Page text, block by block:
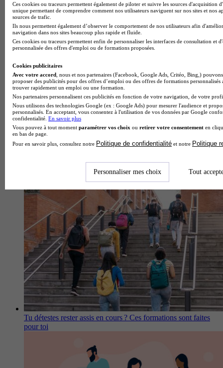
Mon Master 2026 : ce qui se joue pendant l'examen des
candidatures
Formations en alternance à Amiens : Interfor ou le CFA qui
mise sur l’accompagnement
Tu détestes rester assis en cours ? Ces formations sont faites
pour toi
Ces cookies ou traceurs permettent également de piloter et suivre les sources d'acquisition
unique permettant de comprendre comment nos utilisateurs naviguent sur nos sites et nos
sources de trafic.
Ils nous permettent également d’observer le comportement de nos utilisateurs afin
navigation dans nos sites beaucoup plus rapide et fluide.
Ces cookies ou traceurs permettent enfin de personnaliser les interfaces de consultation et
personnalisée des offres d'emploi ou de formations proposées.
Cookies publicitaires
Avec votre accord , nous et nos partenaires (Facebook, Google Ads, Critéo, Bing,)
proposer des publicités pour des offres d’emploi ou des offres de formations
trouver rapidement un emploi ou une formation.
Nos partenaires personnalisent ces publicités en fonction de votre navigation, de votre
Nous utilisons des technologies Google (ex : Google Ads) pour mesurer l'audience et
personnalisés. En acceptant, vous consentez à l'utilisation de vos données par Google
confidentialité. En savoir plus
Vous pouvez à tout moment paramétrer vos choix ou retirer votre consentement en
en bas de page.
Pour en savoir plus, consultez notre Politique de confidentialité et notre Politique
Personnaliser mes choix Tout